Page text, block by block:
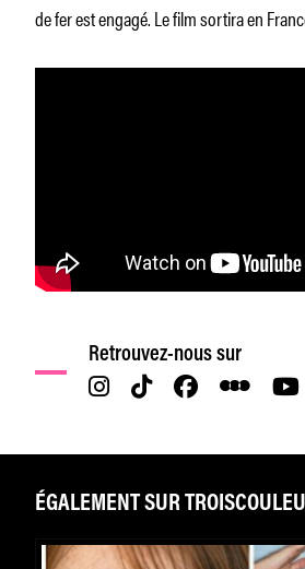
de fer est engagé. Le film sortira en
Retrouvez-nous sur
ÉGALEMENT SUR